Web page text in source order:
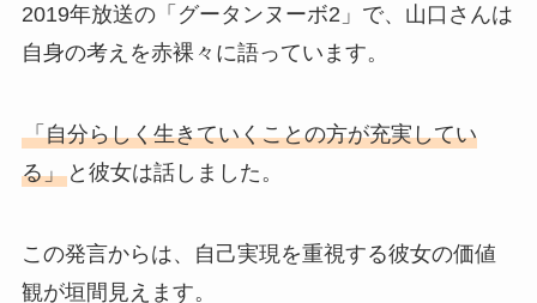
2019年放送の「グータンヌーボ2」で、山口さんは
自身の考えを赤裸々に語っています。
「自分らしく生きていくことの方が充実してい
る」と彼女は話しました。
この発言からは、自己実現を重視する彼女の価値
観が垣間見えます。